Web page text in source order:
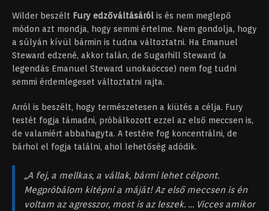
Wilder beszélt Fury edzőváltásáról is és nem meglepő
módon azt mondja, hogy semmi értelme. Nem gondolja, hogy
a súlyán kívül bármin is tudna változtatni. Ha Emanuel
Steward edzené, akkor talán, de Sugarhill Steward (a
legendás Emanuel Steward unokaöccse) nem fog tudni
semmi érdemlegeset változtatni rajta.
Arról is beszélt, hogy természetesen a kiütés a célja. Fury
testét fogja támadni, próbálkozott ezzel az első meccsen is,
de valamiért abbahagyta. A testére fog koncentrálni, de
bárhol el fogja találni, ahol lehetőség adódik.
„A fej, a mellkas, a vállak, bármi lehet célpont.
Megpróbálom kitépni a máját! Az első meccsen is én
voltam az agresszor, most is az leszek. … Vicces amikor